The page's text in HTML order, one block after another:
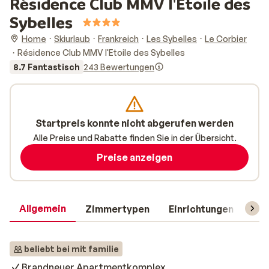
Sybelles
Home Skiurlaub Frankreich Les Sybelles
Le Corbier
Résidence Club MMV l'Etoile des Sybelles
8.7 Fantastisch 243 Bewertungen
Allgemein Zimmertypen Einrichtungen
beliebt bei mit familie
Startpreis konnte nicht abgerufen werden
Alle Preise und Rabatte finden Sie in der Übersicht.
Preise anzeigen